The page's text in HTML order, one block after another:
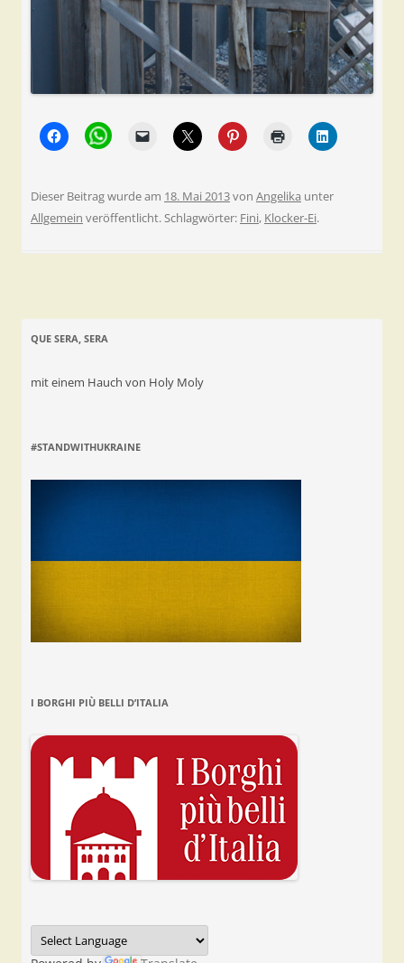
Dieser Beitrag wurde am 18. Mai 2013von Angelika unter
Allgemein veröffentlicht. Schlagwörter: Fini, Klocker-Ei.
QUE SERA, SERA
mit einem Hauch von Holy Moly
#STANDWITHUKRAINE
I BORGHI PIÙ BELLI D’ITALIA